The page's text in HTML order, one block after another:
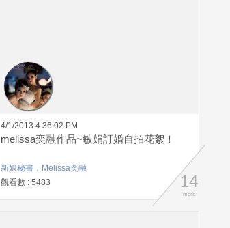
4/1/2013 4:36:02 PM
melissa奕融作品~敏娟訂婚自拍花絮！
新娘秘書，Melissa奕融
觀看數 : 5483
14
more